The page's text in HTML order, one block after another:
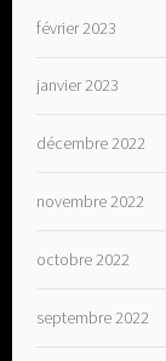
février 2023
janvier 2023
décembre 2022
novembre 2022
octobre 2022
septembre 2022